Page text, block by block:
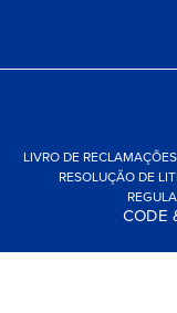
LIVRO DE RECLAMAÇÕES
RESOLUÇÃO DE
CODE